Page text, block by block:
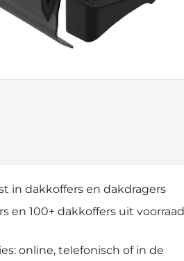
in dakkoffers en dakdragers
en 100+ dakkoffers uit voorraad
online, telefonisch of in de